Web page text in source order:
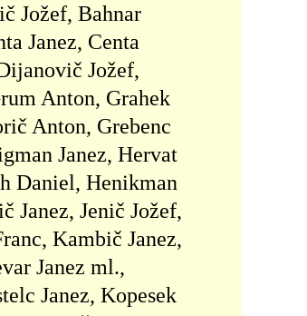
Jožef, Bahnar
Janez, Centa
Jožef,
Anton, Grahek
Anton, Grebenc
Janez, Hervat
Daniel, Henikman
Janez, Jenič Jožef,
Kambič Janez,
Janez ml.,
Janez, Kopesek